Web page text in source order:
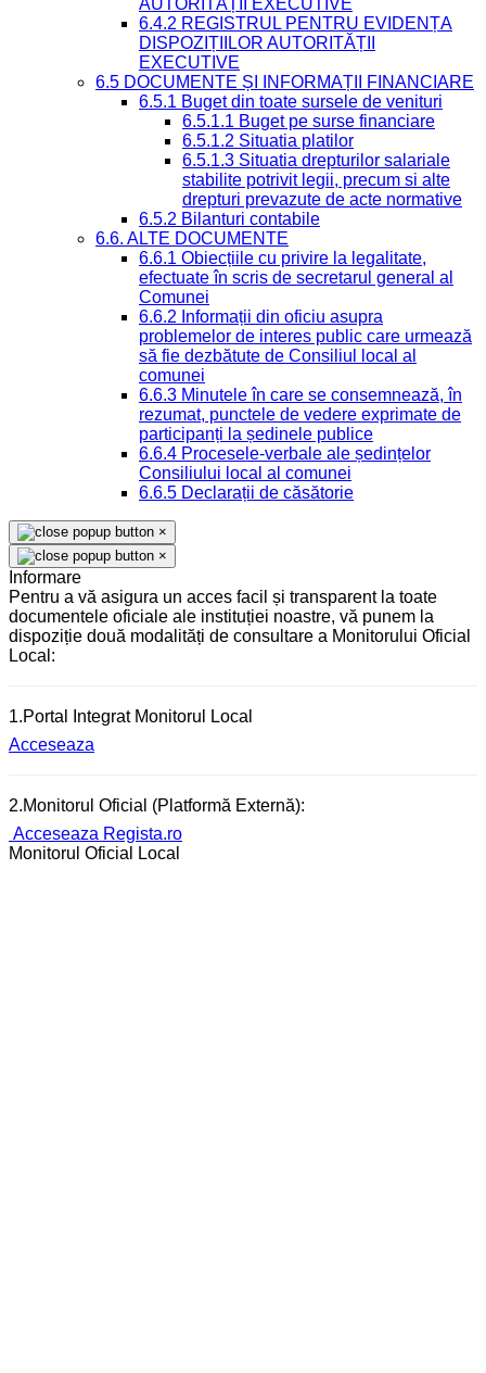
AUTORITĂȚII EXECUTIVE
6.4.2 REGISTRUL PENTRU EVIDENȚA
DISPOZIȚIILOR AUTORITĂȚII
EXECUTIVE
6.5 DOCUMENTE ȘI INFORMAȚII FINANCIARE
6.5.1 Buget din toate sursele de venituri
6.5.1.1 Buget pe surse financiare
6.5.1.2 Situatia platilor
6.5.1.3 Situatia drepturilor salariale
stabilite potrivit legii, precum si alte
drepturi prevazute de acte normative
6.5.2 Bilanturi contabile
6.6. ALTE DOCUMENTE
6.6.1 Obiecțiile cu privire la legalitate,
efectuate în scris de secretarul general al
Comunei
6.6.2 Informații din oficiu asupra
problemelor de interes public care urmează
să fie dezbătute de Consiliul local al
comunei
6.6.3 Minutele în care se consemnează, în
rezumat, punctele de vedere exprimate de
participanți la ședinele publice
6.6.4 Procesele-verbale ale ședințelor
Consiliului local al comunei
6.6.5 Declarații de căsătorie
×
×
Informare
Pentru a vă asigura un acces facil și transparent la toate
documentele oficiale ale instituției noastre, vă punem la
dispoziție două modalități de consultare a Monitorului Oficial
Local:
1.Portal Integrat Monitorul Local
Acceseaza
2.Monitorul Oficial (Platformă Externă):
Acceseaza Regista.ro
Monitorul Oficial Local